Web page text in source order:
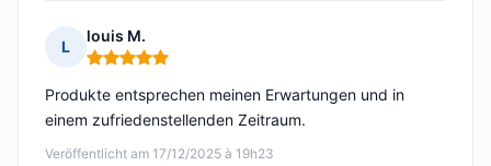
L
louis M.
Hinweis: 5 von 5
Veröffentlicht am 17/12/2025 à 19h23
Produkte entsprechen meinen Erwartungen und in
einem zufriedenstellenden Zeitraum.